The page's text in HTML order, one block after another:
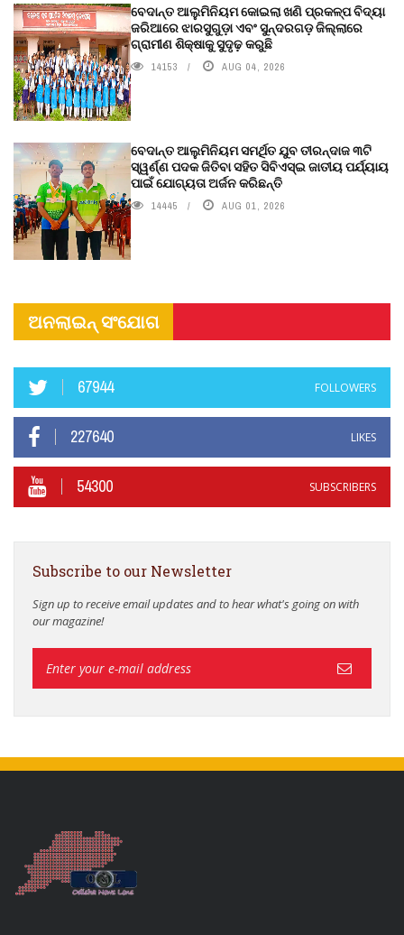
ବେଦାନ୍ତ ଆଲୁମିନିୟମ କୋଇଲା ଖଣି ପ୍ରକଳ୍ପ ବିଦ୍ୟା
ଜରିଆରେ ଝାରସୁଗୁଡ଼ା ଏବଂ ସୁନ୍ଦରଗଡ଼ ଜିଲ୍ଲାରେ
ଗ୍ରାମୀଣ ଶିକ୍ଷାକୁ ସୁଦୃଢ଼ କରୁଛି
14153 AUG 04, 2026
ବେଦାନ୍ତ ଆଲୁମିନିୟମ ସମର୍ଥିତ ଯୁବ ତୀରନ୍ଦାଜ ୩ଟି
ସ୍ୱର୍ଣ୍ଣ ପଦକ ଜିତିବା ସହିତ ସିବିଏସ୍ଇ ଜାତୀୟ ପର୍ଯ୍ୟାୟ
ପାଇଁ ଯୋଗ୍ୟତା ଅର୍ଜନ କରିଛନ୍ତି
14445 AUG 01, 2026
ଅନଲାଇନ୍ ସଂଯୋଗ
67944 FOLLOWERS
227640 LIKES
54300 SUBSCRIBERS
Subscribe to our Newsletter
Sign up to receive email updates and to hear what's going on with
our magazine!